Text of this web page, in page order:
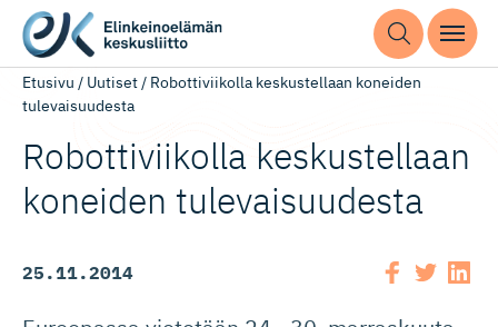
Etusivu / Uutiset/ Robottiviikolla keskustellaan koneiden
tulevaisuudesta
Robottiviikolla keskustellaan
koneiden tulevaisuudesta
25.11.2014